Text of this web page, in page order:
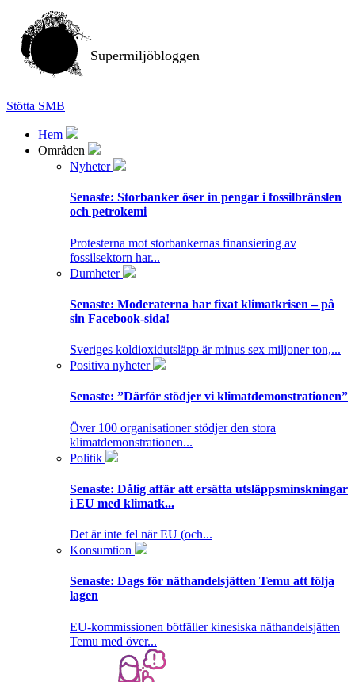
Supermiljöbloggen
Stötta SMB
Hem
Områden
Nyheter
Senaste: Storbanker öser in pengar i fossilbränslen
och petrokemi
Protesterna mot storbankernas finansiering av
fossilsektorn har...
Dumheter
Senaste: Moderaterna har fixat klimatkrisen – på
sin Facebook-sida!
Sveriges koldioxidutsläpp är minus sex miljoner ton,...
Positiva nyheter
Senaste: ”Därför stödjer vi klimatdemonstrationen”
Över 100 organisationer stödjer den stora
klimatdemonstrationen...
Politik
Senaste: Dålig affär att ersätta utsläppsminskningar
i EU med klimatk...
Det är inte fel när EU (och...
Konsumtion
Senaste: Dags för näthandelsjätten Temu att följa
lagen
EU-kommissionen bötfäller kinesiska näthandelsjätten
Temu med över...